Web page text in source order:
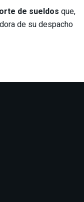
de sueldos que,
de su despacho